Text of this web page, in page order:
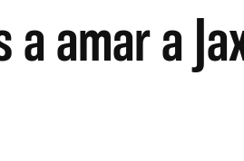
amar a